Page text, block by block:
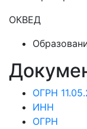
ОКВЕД
ОГРН
ИНН
ОГРН